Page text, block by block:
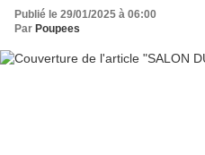
Publié le 29/01/2025 à 06:00
Par Poupees